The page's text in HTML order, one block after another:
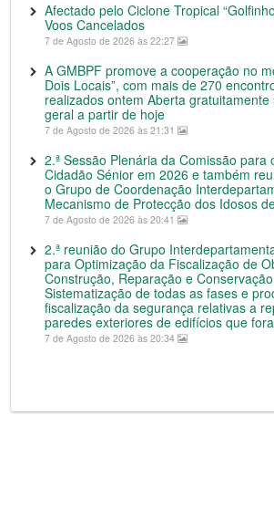
Afectado pelo Ciclone Tropical
Voos Cancelados
7 de Agosto de 2026 às 22:27
A GMBPF promove a cooperação no
Dois Locais”, com mais de 270
realizados ontem Aberta gratuitamente
geral a partir de hoje
7 de Agosto de 2026 às 21:31
2.ª Sessão Plenária da Comissão para
Cidadão Sénior em 2026 e também
o Grupo de Coordenação
Mecanismo de Protecção dos Idosos
7 de Agosto de 2026 às 20:41
2.ª reunião do Grupo
para Optimização da Fiscalização de
Construção, Reparação e
Sistematização de todas as fases e
fiscalização da segurança relativas a
paredes exteriores de edifícios que
7 de Agosto de 2026 às 20:34